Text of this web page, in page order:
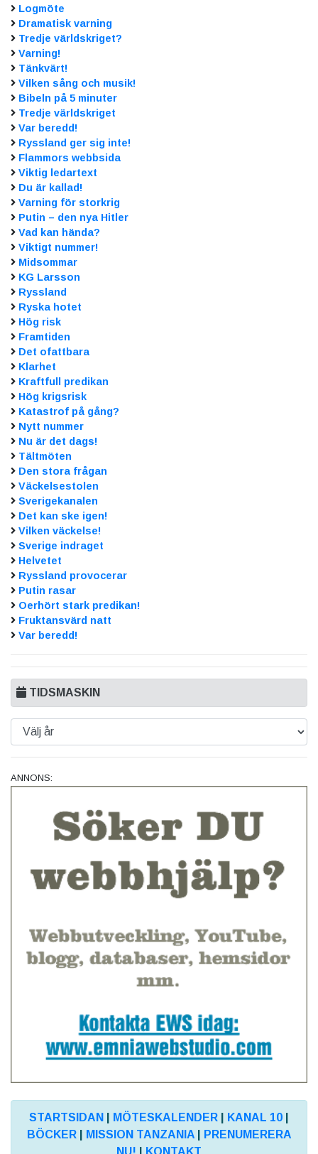
Logmöte
Dramatisk varning
Tredje världskriget?
Varning!
Tänkvärt!
Vilken sång och musik!
Bibeln på 5 minuter
Tredje världskriget
Var beredd!
Ryssland ger sig inte!
Flammors webbsida
Viktig ledartext
Du är kallad!
Varning för storkrig
Putin – den nya Hitler
Vad kan hända?
Viktigt nummer!
Midsommar
KG Larsson
Ryssland
Ryska hotet
Hög risk
Framtiden
Det ofattbara
Klarhet
Kraftfull predikan
Hög krigsrisk
Katastrof på gång?
Nytt nummer
Nu är det dags!
Tältmöten
Den stora frågan
Väckelsestolen
Sverigekanalen
Det kan ske igen!
Vilken väckelse!
Sverige indraget
Helvetet
Ryssland provocerar
Putin rasar
Oerhört stark predikan!
Fruktansvärd natt
Var beredd!
TIDSMASKIN
ANNONS:
STARTSIDAN MÖTESKALENDER KANAL 10
BÖCKER| MISSION TANZANIA|
PRENUMERERA
NU!
KONTAKT